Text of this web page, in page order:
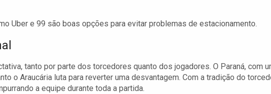
Uber e 99 são boas opções para evitar problemas de estacionamento.
tanto por parte dos torcedores quanto dos jogadores. O Paraná, com
o Araucária luta para reverter uma desvantagem. Com a tradição do
a equipe durante toda a partida.